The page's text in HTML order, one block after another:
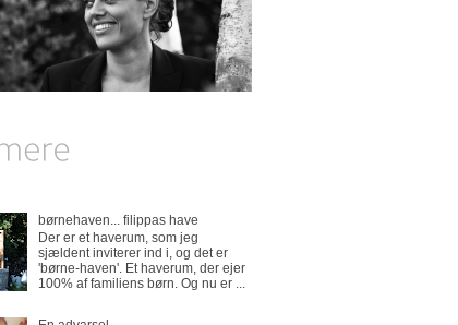
børnehaven... filippas have
Der er et haverum, som jeg
sjældent inviterer ind i, og det er
'børne-haven'. Et haverum, der ejer
100% af familiens børn. Og nu er ...